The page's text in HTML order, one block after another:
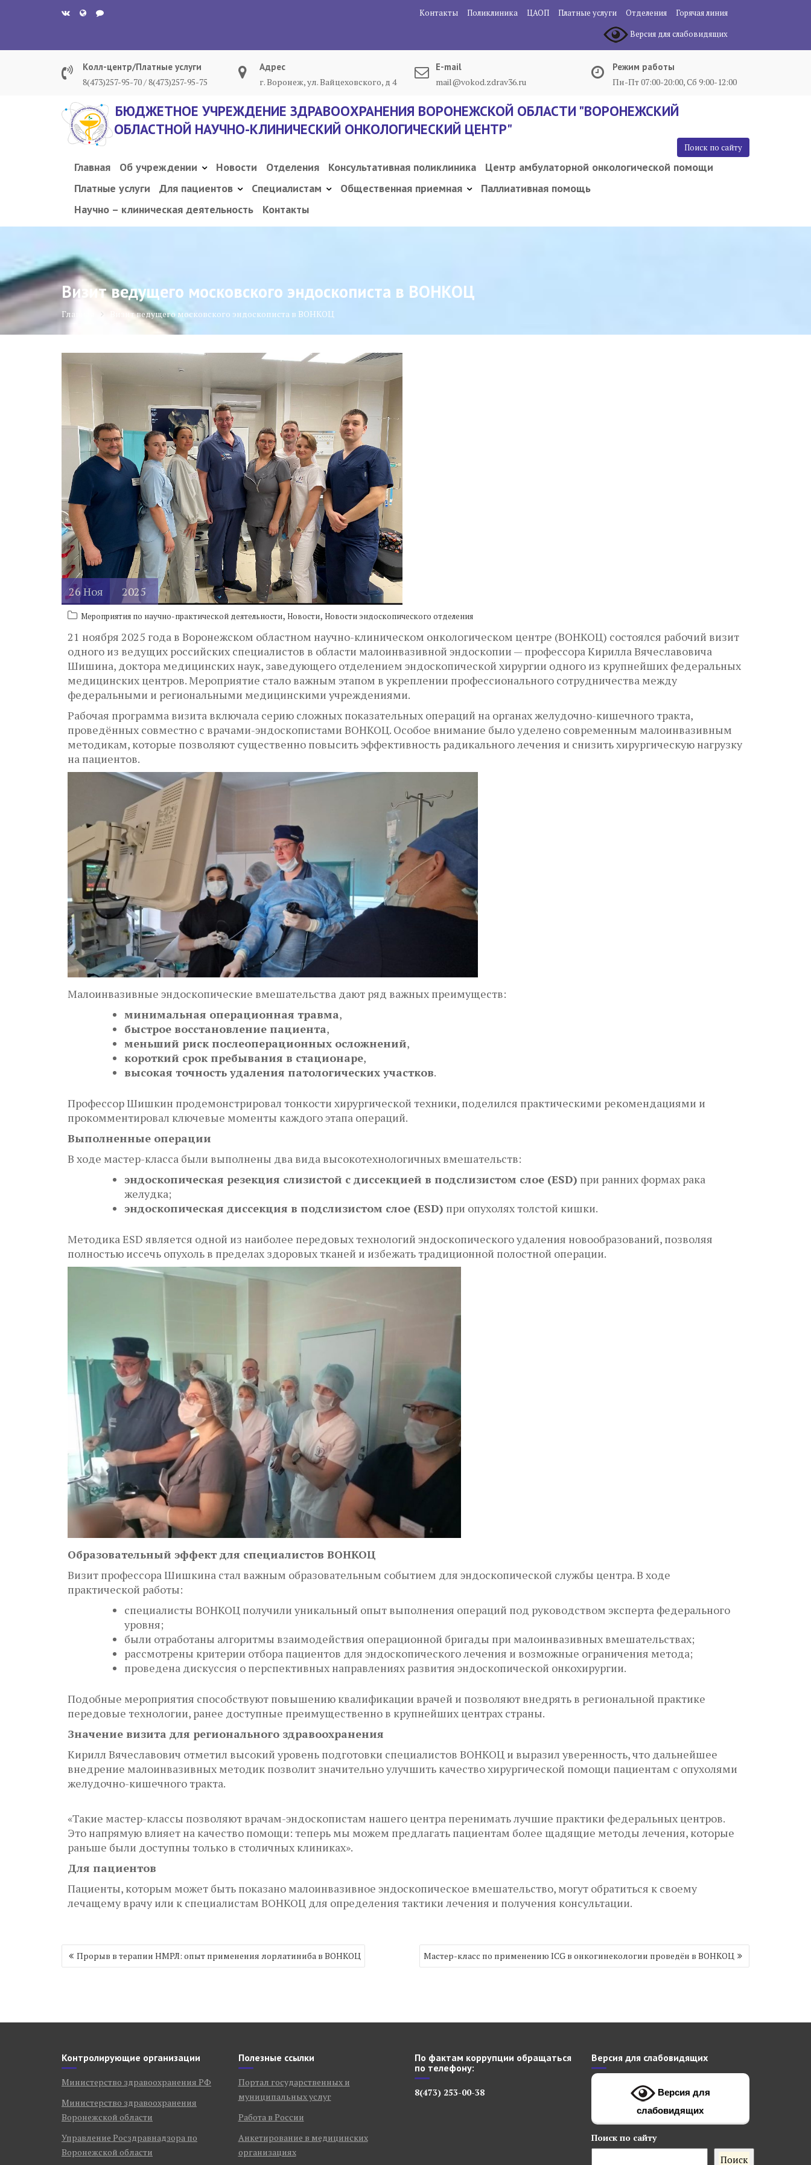
Контакты Поликлиника ЦАОП Платные услуги Отделения
Горячая линия
Версия для слабовидящих
Колл-центр/Платные услуги
8(473)257-95-70 / 8(473)257-95-75
Адрес
г. Воронеж, ул. Вайцеховского, д 4
E-mail
mail@vokod.zdrav36.ru
Режим работы
Пн-Пт 07:00-20:00, Сб 9:00-12:00
БЮДЖЕТНОЕ УЧРЕЖДЕНИЕ ЗДРАВООХРАНЕНИЯ ВОРОНЕЖСКОЙ ОБЛАСТИ "ВОРОНЕЖСКИЙ
ОБЛАСТНОЙ НАУЧНО-КЛИНИЧЕСКИЙ ОНКОЛОГИЧЕСКИЙ ЦЕНТР"
Поиск по сайту
Главная Об учреждении Новости Отделения Консультативная поликлиника
Центр амбулаторной онкологической помощи
Платные услуги
Для пациентов Специалистам Общественная приемная
Паллиативная помощь
Научно – клиническая деятельность
Контакты
Визит ведущего московского эндоскописта в ВОНКОЦ
Главная Визит ведущего московского эндоскописта в ВОНКОЦ
26Ноя 2025
Мероприятия по научно-практической деятельности, Новости, Новости эндоскопического отделения
21 ноября 2025 года в Воронежском областном научно-клиническом онкологическом центре (ВОНКОЦ) состоялся рабочий визит
одного из ведущих российских специалистов в области малоинвазивной эндоскопии — профессора Кирилла Вячеславовича
Шишина, доктора медицинских наук, заведующего отделением эндоскопической хирургии одного из крупнейших федеральных
медицинских центров. Мероприятие стало важным этапом в укреплении профессионального сотрудничества между
федеральными и региональными медицинскими учреждениями.
Рабочая программа визита включала серию сложных показательных операций на органах желудочно-кишечного тракта,
проведённых совместно с врачами-эндоскопистами ВОНКОЦ. Особое внимание было уделено современным малоинвазивным
методикам, которые позволяют существенно повысить эффективность радикального лечения и снизить хирургическую нагрузку
на пациентов.
Малоинвазивные эндоскопические вмешательства дают ряд важных преимуществ:
минимальная операционная травма,
быстрое восстановление пациента,
меньший риск послеоперационных осложнений,
короткий срок пребывания в стационаре,
высокая точность удаления патологических участков.
Профессор Шишкин продемонстрировал тонкости хирургической техники, поделился практическими рекомендациями и
прокомментировал ключевые моменты каждого этапа операций.
Выполненные операции
В ходе мастер-класса были выполнены два вида высокотехнологичных вмешательств:
эндоскопическая резекция слизистой с диссекцией в подслизистом слое (ESD) при ранних формах рака
желудка;
эндоскопическая диссекция в подслизистом слое (ESD) при опухолях толстой кишки.
Методика ESD является одной из наиболее передовых технологий эндоскопического удаления новообразований, позволяя
полностью иссечь опухоль в пределах здоровых тканей и избежать традиционной полостной операции.
Образовательный эффект для специалистов ВОНКОЦ
Визит профессора Шишкина стал важным образовательным событием для эндоскопической службы центра. В ходе
практической работы:
специалисты ВОНКОЦ получили уникальный опыт выполнения операций под руководством эксперта федерального
уровня;
были отработаны алгоритмы взаимодействия операционной бригады при малоинвазивных вмешательствах;
рассмотрены критерии отбора пациентов для эндоскопического лечения и возможные ограничения метода;
проведена дискуссия о перспективных направлениях развития эндоскопической онкохирургии.
Подобные мероприятия способствуют повышению квалификации врачей и позволяют внедрять в региональной практике
передовые технологии, ранее доступные преимущественно в крупнейших центрах страны.
Значение визита для регионального здравоохранения
Кирилл Вячеславович отметил высокий уровень подготовки специалистов ВОНКОЦ и выразил уверенность, что дальнейшее
внедрение малоинвазивных методик позволит значительно улучшить качество хирургической помощи пациентам с опухолями
желудочно-кишечного тракта.
«Такие мастер-классы позволяют врачам-эндоскопистам нашего центра перенимать лучшие практики федеральных центров.
Это напрямую влияет на качество помощи: теперь мы можем предлагать пациентам более щадящие методы лечения, которые
раньше были доступны только в столичных клиниках».
Для пациентов
Пациенты, которым может быть показано малоинвазивное эндоскопическое вмешательство, могут обратиться к своему
лечащему врачу или к специалистам ВОНКОЦ для определения тактики лечения и получения консультации.
Навигация
по
Прорыв в терапии НМРЛ: опыт применения лорлатиниба в ВОНКОЦ Мастер-класс по применению ICG в онкогинекологии проведён в ВОНКОЦ
Контролирующие организации
Министерство здравоохранения РФ
Министерство здравоохранения
Воронежской области
Управление Росздравнадзора по
Воронежской области
Полезные ссылки
Портал государственных и
муниципальных услуг
Работа в России
Анкетирование в медицинских
организациях
По фактам коррупции обращаться
по телефону:
8(473) 253-00-38
Версия для слабовидящих
Версия для
слабовидящих
Поискпо сайту
Поиск